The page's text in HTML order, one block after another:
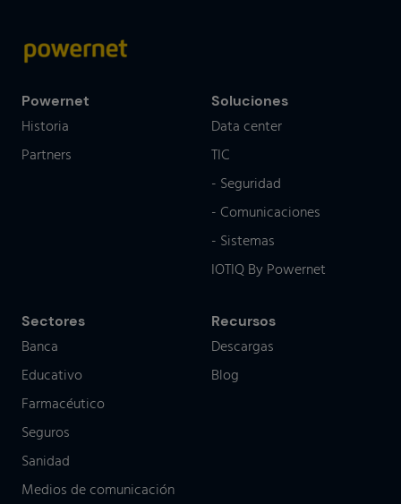
Powernet
Historia
Partners
Soluciones
Data center
TIC
- Seguridad
- Comunicaciones
- Sistemas
IOTIQ By Powernet
Sectores
Banca
Educativo
Farmacéutico
Seguros
Sanidad
Medios de comunicación
Recursos
Descargas
Blog